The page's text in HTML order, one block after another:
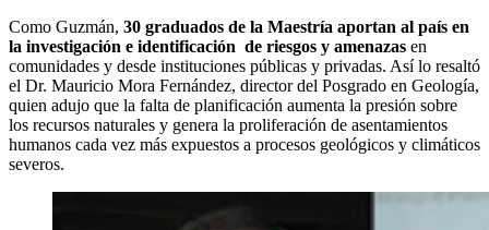
Como Guzmán, 30 graduados de la Maestría aportan al país en
la investigación e identificación de riesgos y amenazas en
comunidades y desde instituciones públicas y privadas. Así lo resaltó
el Dr. Mauricio Mora Fernández, director del Posgrado en Geología,
quien adujo que la falta de planificación aumenta la presión sobre
los recursos naturales y genera la proliferación de asentamientos
humanos cada vez más expuestos a procesos geológicos y climáticos
severos.